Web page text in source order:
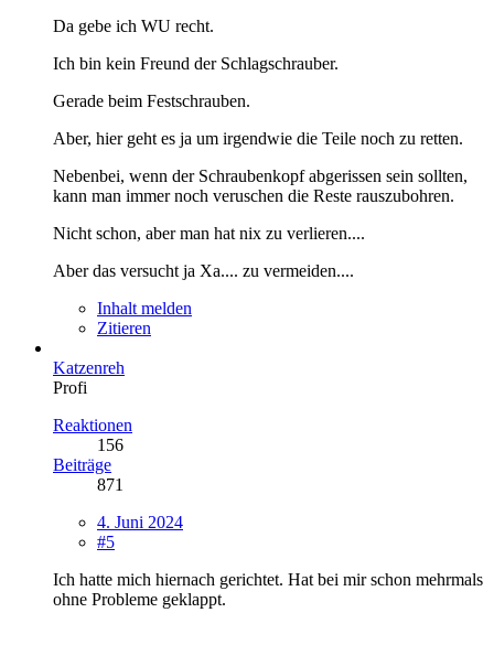
Da gebe ich WU recht.
Ich bin kein Freund der Schlagschrauber.
Gerade beim Festschrauben.
Aber, hier geht es ja um irgendwie die Teile noch zu retten.
Nebenbei, wenn der Schraubenkopf abgerissen sein sollten,
kann man immer noch veruschen die Reste rauszubohren.
Nicht schon, aber man hat nix zu verlieren....
Aber das versucht ja Xa.... zu vermeiden....
Inhalt melden
Zitieren
Katzenreh
Profi
Reaktionen
156
Beiträge
871
4. Juni 2024
#5
Ich hatte mich hiernach gerichtet. Hat bei mir schon mehrmals
ohne Probleme geklappt.